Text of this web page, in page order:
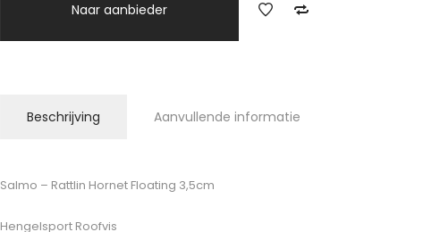
Naar aanbieder
Beschrijving Aanvullende informatie
Salmo – Rattlin Hornet Floating 3,5cm
Hengelsport Roofvis